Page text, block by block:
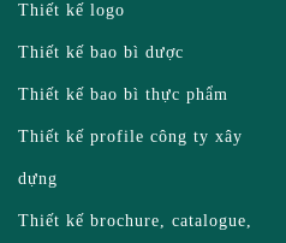
Thiết kế logo
Thiết kế bao bì dược
Thiết kế bao bì thực phẩm
Thiết kế profile công ty xây
dựng
Thiết kế brochure, catalogue,